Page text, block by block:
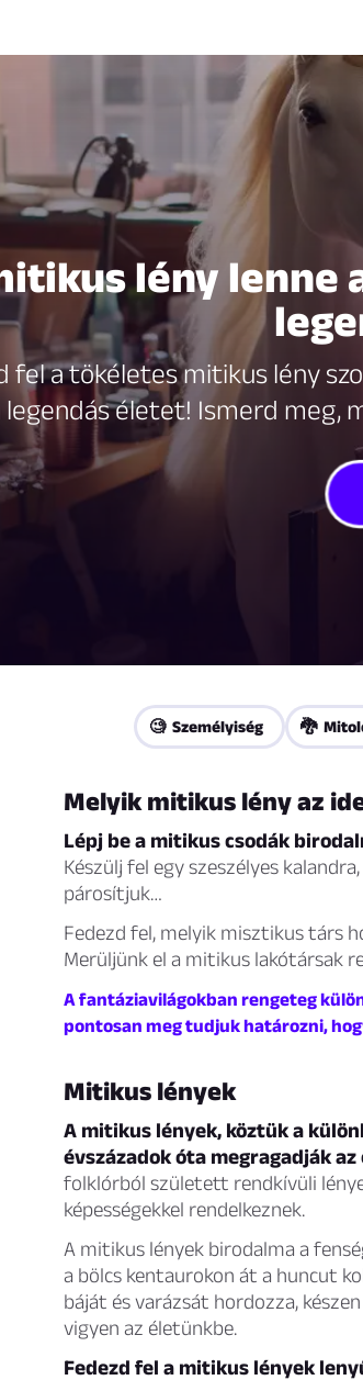
lény lenne
fel a tökéletes mitikus lény
legendás életet! Ismerd meg,
🧐 Személyiség 🐉
Melyik mitikus lény az
Lépj be a mitikus csodák
Készülj fel egy szeszélyes
párosítjuk…
Fedezd fel, melyik misztikus társ
Merüljünk el a mitikus lakótársak
A fantáziavilágokban rengeteg
pontosan meg tudjuk határozni,
Mitikus lények
A mitikus lények, köztük a
évszázadok óta megragadják
folklórból született rendkívüli
képességekkel rendelkeznek.
A mitikus lények birodalma a
a bölcs kentaurokon át a huncut
báját és varázsát hordozza,
vigyen az életünkbe.
Fedezd fel a mitikus lények